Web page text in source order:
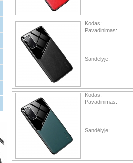
Kodas:
Pavadinimas:
Sandėlyje:
Kodas:
Pavadinimas:
Sandėlyje: